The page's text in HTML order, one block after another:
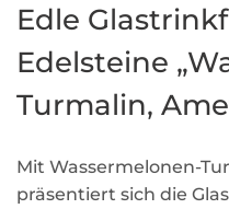
Edle
Edelsteine
Turmalin,
Mit Wassermelonen-
präsentiert sich die